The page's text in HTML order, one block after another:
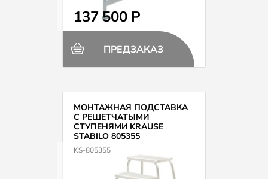
137 500 Р
ПРЕДЗАКАЗ
МОНТАЖНАЯ ПОДСТАВКА
С РЕШЕТЧАТЫМИ
СТУПЕНЯМИ KRAUSE
STABILO 805355
KS-805355